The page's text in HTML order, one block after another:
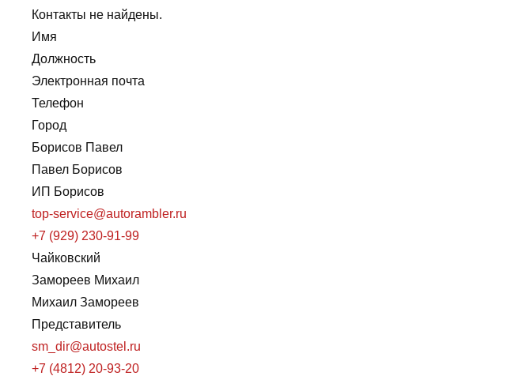
Контакты не найдены.
Имя
Должность
Электронная почта
Телефон
Город
Борисов Павел
Павел Борисов
ИП Борисов
top-service@autorambler.ru
+7 (929) 230-91-99
Чайковский
Замореев Михаил
Михаил Замореев
Представитель
sm_dir@autostel.ru
+7 (4812) 20-93-20